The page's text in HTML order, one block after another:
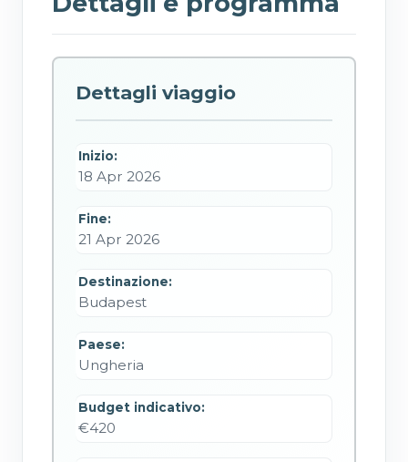
Dettagli viaggio
Inizio:
18 Apr 2026
Fine:
21 Apr 2026
Destinazione:
Budapest
Paese:
Ungheria
Budget indicativo:
€420